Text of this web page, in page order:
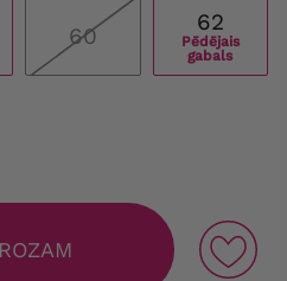
60
62
Pēdējais
gabals